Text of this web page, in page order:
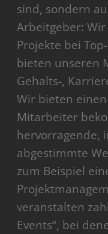
sind, sondern
Arbeitgeber:
Projekte bei
bieten unseren
Gehalts-,
Wir bieten
Mitarbeiter
hervorragende,
abgestimmte
zum Beispiel
veranstalten
Events“, bei